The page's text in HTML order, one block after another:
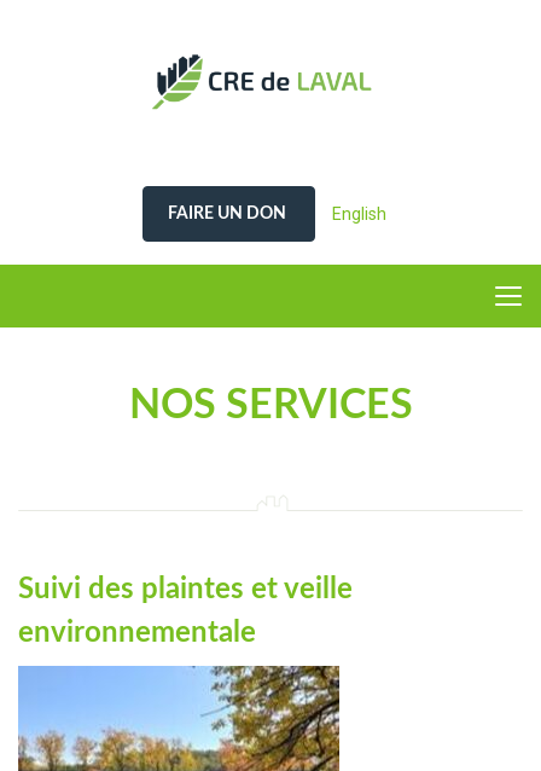
FAIRE UN DON English
NOS SERVICES
Suivi des plaintes et veille
environnementale